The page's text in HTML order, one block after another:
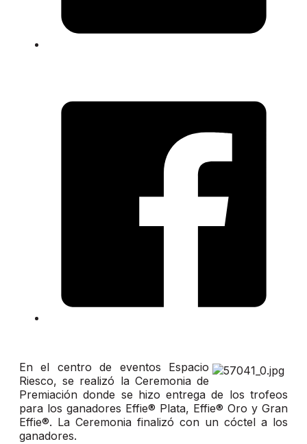
En el centro de eventos Espacio
Riesco, se realizó la Ceremonia de
Premiación donde se hizo entrega de los trofeos
para los ganadores Effie® Plata, Effie® Oro y Gran
Effie®. La Ceremonia finalizó con un cóctel a los
ganadores.